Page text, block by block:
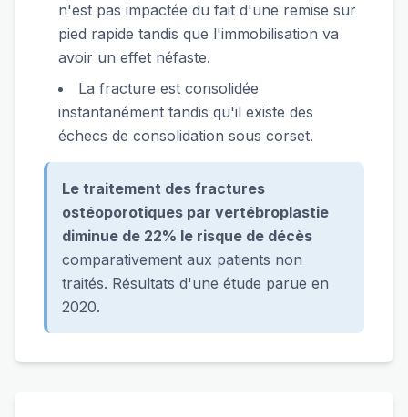
n'est pas impactée du fait d'une remise sur
pied rapide tandis que l'immobilisation va
avoir un effet néfaste.
La fracture est consolidée
instantanément tandis qu'il existe des
échecs de consolidation sous corset.
Le traitement des fractures
ostéoporotiques par vertébroplastie
diminue de 22% le risque de décès
comparativement aux patients non
traités. Résultats d'une étude parue en
2020.